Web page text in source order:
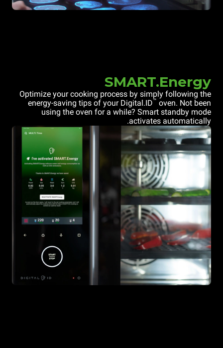
SMART.Energy
Optimize your cooking process by simply following the
energy-saving tips of your Digital.ID™ oven. Not been
using the oven for a while? Smart standby mode
activates automatically.